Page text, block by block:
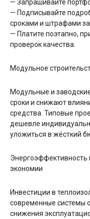
— Запрашивайте
— Подписывайте
сроками и штрафами за
— Платите поэтапно,
проверок качества.
Модульное
Модульные и
сроки и снижают
средства. Типовые
дешевле
уложиться в жёсткий
Энергоэффективность
экономии
Инвестиции в
современные системы
снижения